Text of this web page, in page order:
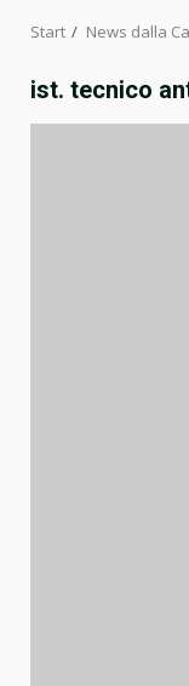
Start News dalla
ist. tecnico